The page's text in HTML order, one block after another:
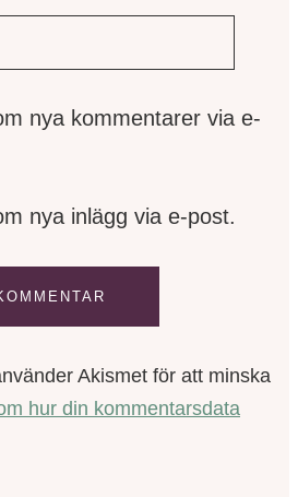
nya kommentarer via e-
nya inlägg via e-post.
Akismet för att minska
hur din kommentarsdata